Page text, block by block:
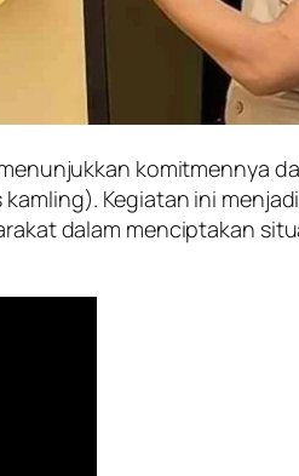
komitmennya
Kegiatan ini
dalam menciptakan